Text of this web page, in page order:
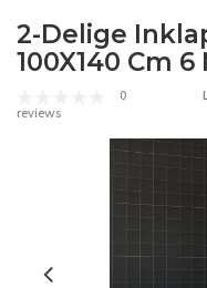
2-Delige
100X140 Cm
0
reviews